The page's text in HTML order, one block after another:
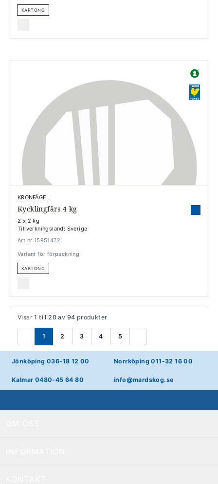
KARTONG
KRONFÅGEL
Kycklingfärs 4 kg
2 x 2 kg
Tillverkningsland: Sverige
Art.nr 15951472
Variant för förpackning
KARTONG
Visar1 till20 av 94 produkter
Föregående
1 2 3 4 5
Nästa
Jönköping 036-18 12 00 Norrköping 011-32 16 00
Kalmar 0480-45 64 80 info@mardskog.se